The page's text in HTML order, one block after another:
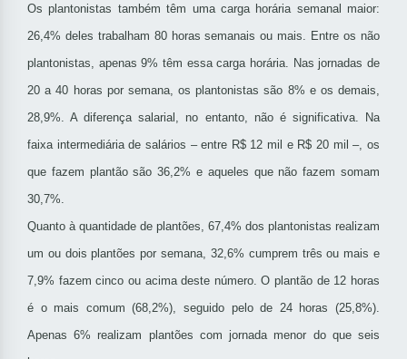
Os plantonistas também têm uma carga horária semanal maior:
26,4% deles trabalham 80 horas semanais ou mais. Entre os não
plantonistas, apenas 9% têm essa carga horária. Nas jornadas de
20 a 40 horas por semana, os plantonistas são 8% e os demais,
28,9%. A diferença salarial, no entanto, não é significativa. Na
faixa intermediária de salários – entre R$ 12 mil e R$ 20 mil –, os
que fazem plantão são 36,2% e aqueles que não fazem somam
30,7%.
Quanto à quantidade de plantões, 67,4% dos plantonistas realizam
um ou dois plantões por semana, 32,6% cumprem três ou mais e
7,9% fazem cinco ou acima deste número. O plantão de 12 horas
é o mais comum (68,2%), seguido pelo de 24 horas (25,8%).
Apenas 6% realizam plantões com jornada menor do que seis